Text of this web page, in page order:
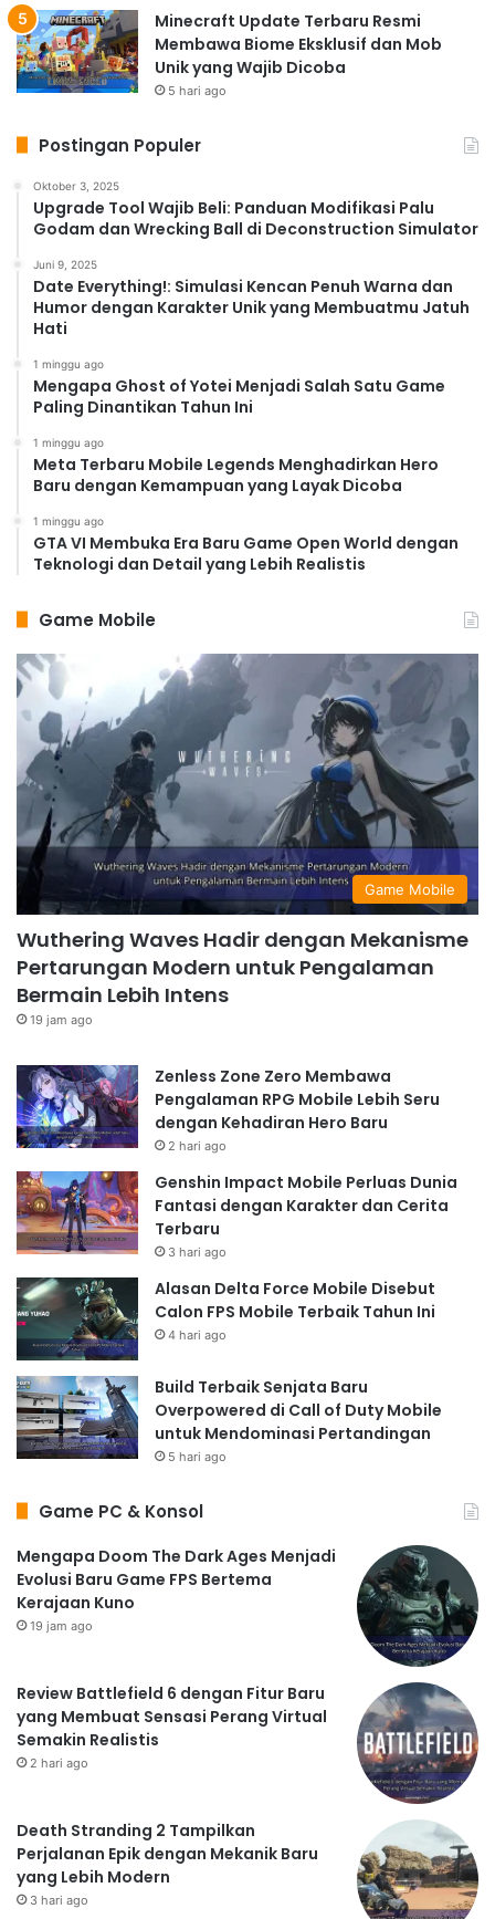
Minecraft Update Terbaru Resmi
Membawa Biome Eksklusif dan Mob
Unik yang Wajib Dicoba
5 hari ago
Postingan Populer
Oktober 3, 2025
Upgrade Tool Wajib Beli: Panduan Modifikasi Palu
Godam dan Wrecking Ball di Deconstruction Simulator
Juni 9, 2025
Date Everything!: Simulasi Kencan Penuh Warna dan
Humor dengan Karakter Unik yang Membuatmu Jatuh
Hati
1 minggu ago
Mengapa Ghost of Yotei Menjadi Salah Satu Game
Paling Dinantikan Tahun Ini
1 minggu ago
Meta Terbaru Mobile Legends Menghadirkan Hero
Baru dengan Kemampuan yang Layak Dicoba
1 minggu ago
GTA VI Membuka Era Baru Game Open World dengan
Teknologi dan Detail yang Lebih Realistis
Game Mobile
Game Mobile
Wuthering Waves Hadir dengan Mekanisme
Pertarungan Modern untuk Pengalaman
Bermain Lebih Intens
19 jam ago
Zenless Zone Zero Membawa
Pengalaman RPG Mobile Lebih Seru
dengan Kehadiran Hero Baru
2 hari ago
Genshin Impact Mobile Perluas Dunia
Fantasi dengan Karakter dan Cerita
Terbaru
3 hari ago
Alasan Delta Force Mobile Disebut
Calon FPS Mobile Terbaik Tahun Ini
4 hari ago
Build Terbaik Senjata Baru
Overpowered di Call of Duty Mobile
untuk Mendominasi Pertandingan
5 hari ago
Game PC & Konsol
Mengapa Doom The Dark Ages Menjadi
Evolusi Baru Game FPS Bertema
Kerajaan Kuno
19 jam ago
Review Battlefield 6 dengan Fitur Baru
yang Membuat Sensasi Perang Virtual
Semakin Realistis
2 hari ago
Death Stranding 2 Tampilkan
Perjalanan Epik dengan Mekanik Baru
yang Lebih Modern
3 hari ago